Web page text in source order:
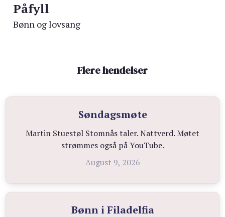
Påfyll
Bønn og lovsang
Flere hendelser
Søndagsmøte
Martin Stuestøl Stomnås taler. Nattverd. Møtet
strømmes også på YouTube.
August 9, 2026
Bønn i Filadelfia